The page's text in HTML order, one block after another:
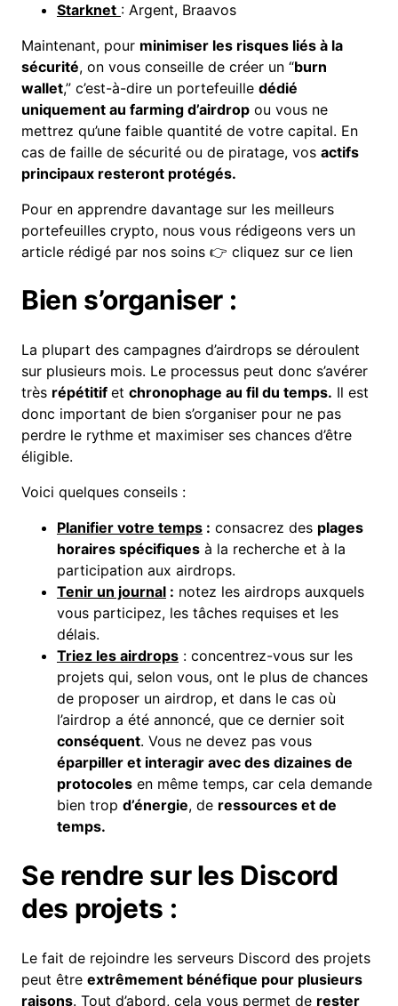
Starknet : Argent, Braavos
Maintenant, pour minimiser les risques liés à la
sécurité, on vous conseille de créer un “burn
wallet,” c’est-à-dire un portefeuille dédié
uniquement au farming d’airdrop ou vous ne
mettrez qu’une faible quantité de votre capital. En
cas de faille de sécurité ou de piratage, vos actifs
principaux resteront protégés.
Pour en apprendre davantage sur les meilleurs
portefeuilles crypto, nous vous rédigeons vers un
article rédigé par nos soins 👉 cliquez sur ce lien
Bien s’organiser :
La plupart des campagnes d’airdrops se déroulent
sur plusieurs mois. Le processus peut donc s’avérer
très répétitif et chronophage au fil du temps. Il est
donc important de bien s’organiser pour ne pas
perdre le rythme et maximiser ses chances d’être
éligible.
Voici quelques conseils :
Planifier votre temps : consacrez des plages
horaires spécifiques à la recherche et à la
participation aux airdrops.
Tenir un journal : notez les airdrops auxquels
vous participez, les tâches requises et les
délais.
Triez les airdrops : concentrez-vous sur les
projets qui, selon vous, ont le plus de chances
de proposer un airdrop, et dans le cas où
l’airdrop a été annoncé, que ce dernier soit
conséquent. Vous ne devez pas vous
éparpiller et interagir avec des dizaines de
protocoles en même temps, car cela demande
bien trop d’énergie, de ressources et de
temps.
Se rendre sur les Discord
des projets :
Le fait de rejoindre les serveurs Discord des projets
peut être extrêmement bénéfique pour plusieurs
raisons. Tout d’abord, cela vous permet de rester